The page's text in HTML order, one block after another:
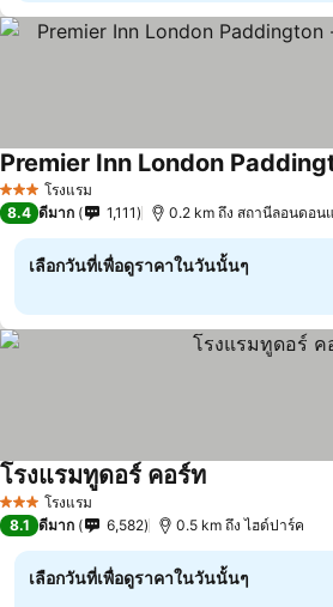
3 ดาว โรงแรม
8.4 ดีมาก 1,111 0.2 km ถึง สถานีลอนดอ
เลือกวันที่เพื่อดูราคาในวันนั้นๆ
3 ดาว โรงแรม
โรงแรมทูดอร์ คอร์ท
8.1 ดีมาก 6,582 0.5 km ถึง ไฮด์ปาร์ค
เลือกวันที่เพื่อดูราคาในวันนั้นๆ